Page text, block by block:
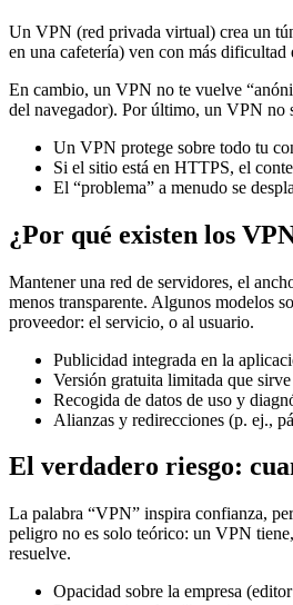
Un VPN (red privada virtual) crea un
en una cafetería) ven con más
En cambio, un VPN no te vuelve
del navegador). Por último, un VPN no
Un VPN protege sobre todo tu
Si el sitio está en HTTPS, el
El “problema” a menudo se
¿Por qué existen los
Mantener una red de servidores, el
menos transparente. Algunos modelos
proveedor: el servicio, o al usuario.
Publicidad integrada en la
Versión gratuita limitada que
Recogida de datos de uso y
Alianzas y redirecciones (p. ej.,
El verdadero riesgo:
La palabra “VPN” inspira confianza,
peligro no es solo teórico: un VPN
resuelve.
Opacidad sobre la empresa